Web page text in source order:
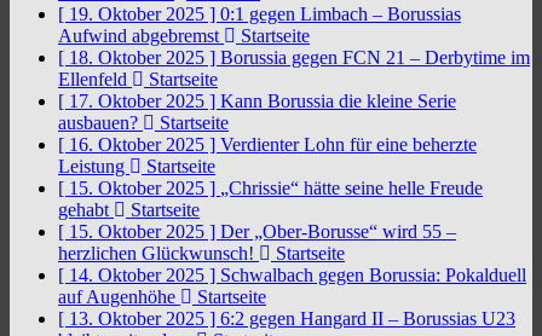
[ 19. Oktober 2025 ] 0:1 gegen Limbach – Borussias
Aufwind abgebremst
Startseite
[ 18. Oktober 2025 ] Borussia gegen FCN 21 – Derbytime im
Ellenfeld
Startseite
[ 17. Oktober 2025 ] Kann Borussia die kleine Serie
ausbauen?
Startseite
[ 16. Oktober 2025 ] Verdienter Lohn für eine beherzte
Leistung
Startseite
[ 15. Oktober 2025 ] „Chrissie“ hätte seine helle Freude
gehabt
Startseite
[ 15. Oktober 2025 ] Der „Ober-Borusse“ wird 55 –
herzlichen Glückwunsch!
Startseite
[ 14. Oktober 2025 ] Schwalbach gegen Borussia: Pokalduell
auf Augenhöhe
Startseite
[ 13. Oktober 2025 ] 6:2 gegen Hangard II – Borussias U23